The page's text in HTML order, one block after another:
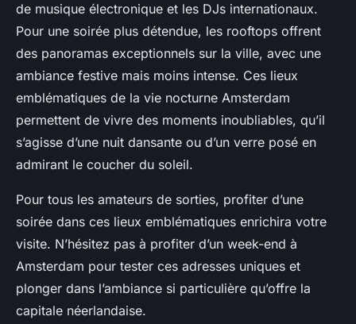
de musique électronique et les DJs internationaux.
Pour une soirée plus détendue, les rooftops offrent
des panoramas exceptionnels sur la ville, avec une
ambiance festive mais moins intense. Ces lieux
emblématiques de la vie nocturne Amsterdam
permettent de vivre des moments inoubliables, qu’il
s’agisse d’une nuit dansante ou d’un verre posé en
admirant le coucher du soleil.
Pour tous les amateurs de sorties, profiter d’une
soirée dans ces lieux emblématiques enrichira votre
visite. N’hésitez pas à profiter d’un week-end à
Amsterdam pour tester ces adresses uniques et
plonger dans l’ambiance si particulière qu’offre la
capitale néerlandaise.